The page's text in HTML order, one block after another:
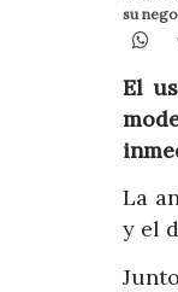
su
El
La
y el